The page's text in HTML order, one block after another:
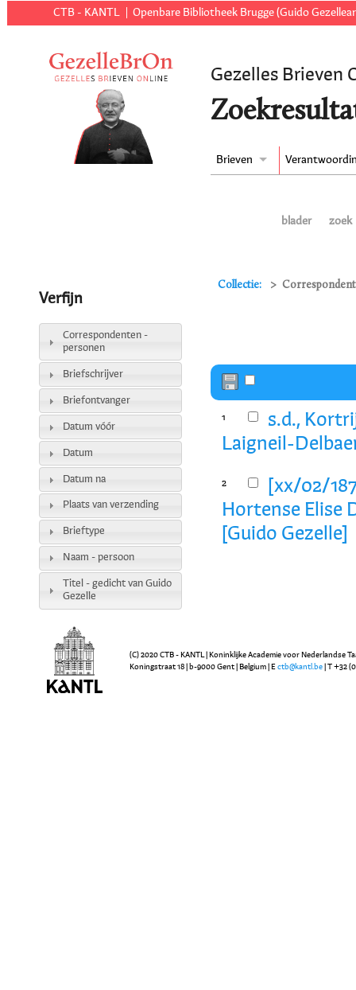
CTB - KANTL Openbare Bibliotheek Brugge (Guido
Gezelles Brieven
Brieven
blader zoek
Collectie:
1
s.d.,
Laigneil-
2
[xx/02/
Hortense Elise
[Guido Gezelle]
Verfijn
Correspondenten -
personen
Briefschrijver
Briefontvanger
Datum vóór
Datum
Datum na
Plaats van verzending
Brieftype
Naam - persoon
Titel - gedicht van Guido
Gezelle
(C) 2020 CTB - KANTL | Koninklijke Academie voor Nederlandse
Koningstraat 18 | b-9000 Gent | Belgium | E ctb@kantl.be | T +32